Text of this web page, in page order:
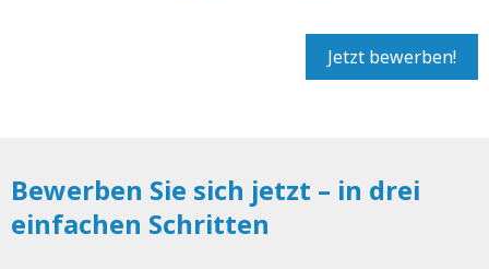
Jetzt bewerben!
Bewerben Sie sich jetzt – in drei
einfachen Schritten